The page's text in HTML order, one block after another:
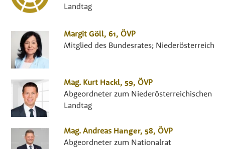
Landtag
Margit Göll, 61, ÖVP
Mitglied des Bundesrates; Niederösterreich
Mag. Kurt Hackl, 59, ÖVP
Abgeordneter zum Niederösterreichischen
Landtag
Mag. Andreas Hanger, 58, ÖVP
Abgeordneter zum Nationalrat